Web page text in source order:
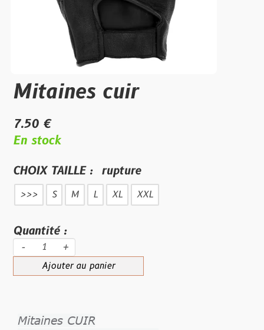
Mitaines cuir
7.50 €
En stock
CHOIX TAILLE : rupture
>>> S M L XL XXL
Quantité :
- +
Ajouter au panier
Mitaines CUIR